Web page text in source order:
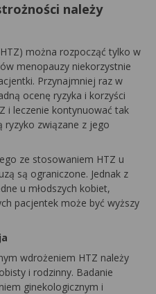
należy
można rozpocząć tylko w
menopauzy niekorzystnie
Przynajmniej raz w
ocenę ryzyka i korzyści
i leczenie kontynuować tak
ryzyko związane z jego
ze stosowaniem HTZ u
są ograniczone. Jednak z
u młodszych kobiet,
pacjentek może być wyższy
wdrożeniem HTZ należy
i rodzinny. Badanie
ginekologicznym i